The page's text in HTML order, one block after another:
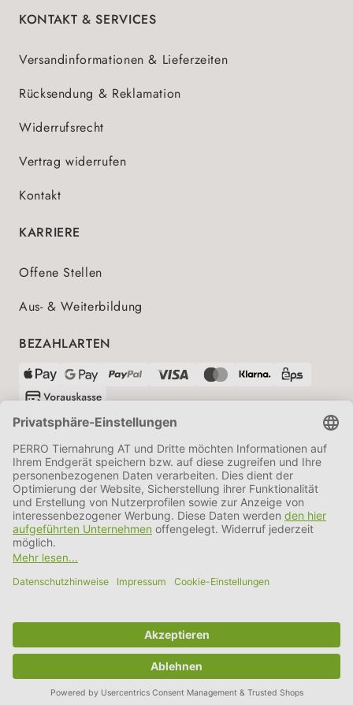
KONTAKT & SERVICES
Versandinformationen & Lieferzeiten
Rücksendung & Reklamation
Widerrufsrecht
Vertrag widerrufen
Kontakt
KARRIERE
Offene Stellen
Aus- & Weiterbildung
BEZAHLARTEN
VERSANDPARTNER
ImpressumInformation BATTG
Cookie Einstellungen